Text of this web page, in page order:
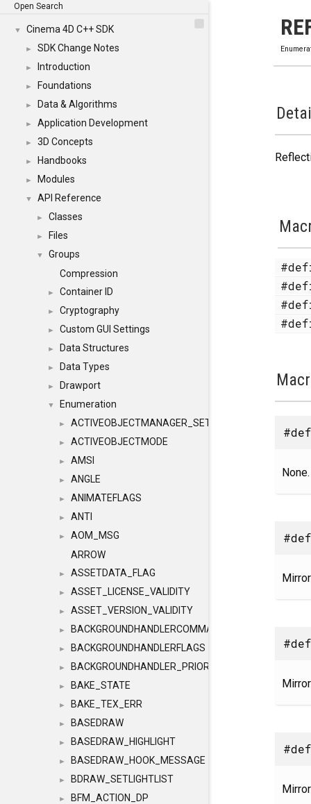
Open Search
▼ Cinema 4D C++ SDK
► SDK Change Notes
► Introduction
► Foundations
► Data & Algorithms
► Application Development
► 3D Concepts
► Handbooks
► Modules
▼ API Reference
► Classes
► Files
▼
Groups
Compression
► Container ID
► Cryptography
► Custom GUI Settings
► Data Structures
► Data Types
► Drawport
▼ Enumeration
► ACTIVEOBJECTMANAGER_SETOBJECTS
► ACTIVEOBJECTMODE
► AMSI
► ANGLE
► ANIMATEFLAGS
► ANTI
►
AOM_MSG
ARROW
► ASSETDATA_FLAG
► ASSET_LICENSE_VALIDITY
► ASSET_VERSION_VALIDITY
► BACKGROUNDHANDLERCOMMAND
► BACKGROUNDHANDLERFLAGS
► BACKGROUNDHANDLER_PRIORITY
► BAKE_STATE
► BAKE_TEX_ERR
► BASEDRAW
► BASEDRAW_HIGHLIGHT
► BASEDRAW_HOOK_MESSAGE
► BDRAW_SETLIGHTLIST
►
BFM_ACTION_DP
None.